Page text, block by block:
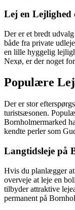
Lej en Lejlighed
Der er et bredt
både fra private
en lille hyggelig
Nexø, er der noget
Populære
Der er stor
turistsæsonen.
Bornholmermarked
kendte perler som
Langtidsleje på
Hvis du planlægger
overveje at leje en
tilbyder attraktive
permanent på